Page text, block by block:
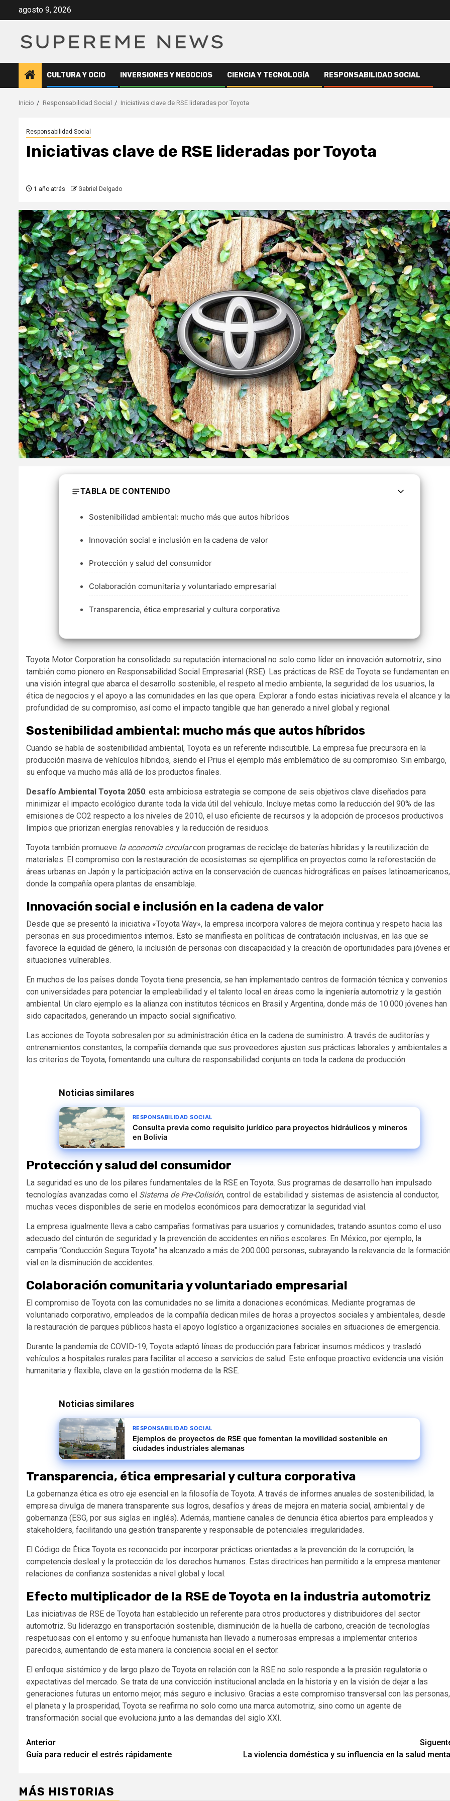
agosto 9, 2026
CULTURA Y OCIO INVERSIONES Y NEGOCIOS CIENCIA Y TECNOLOGÍA RESPONSABILIDAD SOCIAL
Inicio Responsabilidad Social Iniciativas clave de RSE lideradas por Toyota
Responsabilidad Social
Iniciativas clave de RSE lideradas por Toyota
1 año atrás Gabriel Delgado
TABLA DE CONTENIDO
Sostenibilidad ambiental: mucho más que autos híbridos
Innovación social e inclusión en la cadena de valor
Protección y salud del consumidor
Colaboración comunitaria y voluntariado empresarial
Transparencia, ética empresarial y cultura corporativa
Toyota Motor Corporation ha consolidado su reputación internacional no solo como líder en innovación automotriz, sino
también como pionero en Responsabilidad Social Empresarial (RSE). Las prácticas de RSE de Toyota se fundamentan en
una visión integral que abarca el desarrollo sostenible, el respeto al medio ambiente, la seguridad de los usuarios, la
ética de negocios y el apoyo a las comunidades en las que opera. Explorar a fondo estas iniciativas revela el alcance y la
profundidad de su compromiso, así como el impacto tangible que han generado a nivel global y regional.
Sostenibilidad ambiental: mucho más que autos híbridos
Cuando se habla de sostenibilidad ambiental, Toyota es un referente indiscutible. La empresa fue precursora en la
producción masiva de vehículos híbridos, siendo el Prius el ejemplo más emblemático de su compromiso. Sin embargo,
su enfoque va mucho más allá de los productos finales.
Desafío Ambiental Toyota 2050: esta ambiciosa estrategia se compone de seis objetivos clave diseñados para
minimizar el impacto ecológico durante toda la vida útil del vehículo. Incluye metas como la reducción del 90% de las
emisiones de CO2 respecto a los niveles de 2010, el uso eficiente de recursos y la adopción de procesos productivos
limpios que priorizan energías renovables y la reducción de residuos.
Toyota también promueve la economía circularcon programas de reciclaje de baterías híbridas y la reutilización de
materiales. El compromiso con la restauración de ecosistemas se ejemplifica en proyectos como la reforestación de
áreas urbanas en Japón y la participación activa en la conservación de cuencas hidrográficas en países latinoamericanos,
donde la compañía opera plantas de ensamblaje.
Innovación social e inclusión en la cadena de valor
Desde que se presentó la iniciativa «Toyota Way», la empresa incorpora valores de mejora continua y respeto hacia las
personas en sus procedimientos internos. Esto se manifiesta en políticas de contratación inclusivas, en las que se
favorece la equidad de género, la inclusión de personas con discapacidad y la creación de oportunidades para jóvenes
situaciones vulnerables.
En muchos de los países donde Toyota tiene presencia, se han implementado centros de formación técnica y convenios
con universidades para potenciar la empleabilidad y el talento local en áreas como la ingeniería automotriz y la gestión
ambiental. Un claro ejemplo es la alianza con institutos técnicos en Brasil y Argentina, donde más de 10.000 jóvenes han
sido capacitados, generando un impacto social significativo.
Las acciones de Toyota sobresalen por su administración ética en la cadena de suministro. A través de auditorías y
entrenamientos constantes, la compañía demanda que sus proveedores ajusten sus prácticas laborales y ambientales a
los criterios de Toyota, fomentando una cultura de responsabilidad conjunta en toda la cadena de producción.
Noticias similares
RESPONSABILIDAD SOCIAL
Consulta previa como requisito jurídico para proyectos hidráulicos y mineros
en Bolivia
Protección y salud del consumidor
La seguridad es uno de los pilares fundamentales de la RSE en Toyota. Sus programas de desarrollo han impulsado
tecnologías avanzadas como el Sistema de Pre-Colisión, control de estabilidad y sistemas de asistencia al conductor,
muchas veces disponibles de serie en modelos económicos para democratizar la seguridad vial.
La empresa igualmente lleva a cabo campañas formativas para usuarios y comunidades, tratando asuntos como el uso
adecuado del cinturón de seguridad y la prevención de accidentes en niños escolares. En México, por ejemplo, la
campaña “Conducción Segura Toyota” ha alcanzado a más de 200.000 personas, subrayando la relevancia de la
vial en la disminución de accidentes.
Colaboración comunitaria y voluntariado empresarial
El compromiso de Toyota con las comunidades no se limita a donaciones económicas. Mediante programas de
voluntariado corporativo, empleados de la compañía dedican miles de horas a proyectos sociales y ambientales, desde
la restauración de parques públicos hasta el apoyo logístico a organizaciones sociales en situaciones de emergencia.
Durante la pandemia de COVID-19, Toyota adaptó líneas de producción para fabricar insumos médicos y trasladó
vehículos a hospitales rurales para facilitar el acceso a servicios de salud. Este enfoque proactivo evidencia una visión
humanitaria y flexible, clave en la gestión moderna de la RSE.
Noticias similares
RESPONSABILIDAD SOCIAL
Ejemplos de proyectos de RSE que fomentan la movilidad sostenible en
ciudades industriales alemanas
Transparencia, ética empresarial y cultura corporativa
La gobernanza ética es otro eje esencial en la filosofía de Toyota. A través de informes anuales de sostenibilidad, la
empresa divulga de manera transparente sus logros, desafíos y áreas de mejora en materia social, ambiental y de
gobernanza (ESG, por sus siglas en inglés). Además, mantiene canales de denuncia ética abiertos para empleados y
stakeholders, facilitando una gestión transparente y responsable de potenciales irregularidades.
El Código de Ética Toyota es reconocido por incorporar prácticas orientadas a la prevención de la corrupción, la
competencia desleal y la protección de los derechos humanos. Estas directrices han permitido a la empresa mantener
relaciones de confianza sostenidas a nivel global y local.
Efecto multiplicador de la RSE de Toyota en la industria automotriz
Las iniciativas de RSE de Toyota han establecido un referente para otros productores y distribuidores del sector
automotriz. Su liderazgo en transportación sostenible, disminución de la huella de carbono, creación de tecnologías
respetuosas con el entorno y su enfoque humanista han llevado a numerosas empresas a implementar criterios
parecidos, aumentando de esta manera la conciencia social en el sector.
El enfoque sistémico y de largo plazo de Toyota en relación con la RSE no solo responde a la presión regulatoria o
expectativas del mercado. Se trata de una convicción institucional anclada en la historia y en la visión de dejar a las
generaciones futuras un entorno mejor, más seguro e inclusivo. Gracias a este compromiso transversal con las personas,
el planeta y la prosperidad, Toyota se reafirma no solo como una marca automotriz, sino como un agente de
transformación social que evoluciona junto a las demandas del siglo XXI.
Navegación
de
Anterior
Guía para reducir el estrés rápidamente
La violencia doméstica y su influencia en la salud
MÁS HISTORIAS